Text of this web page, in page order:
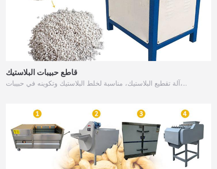
قاطع حبيبات البلاستيك
آلة تقطيع البلاستيك، مناسبة لخلط البلاستيك وتكوينه في حبيبات،…